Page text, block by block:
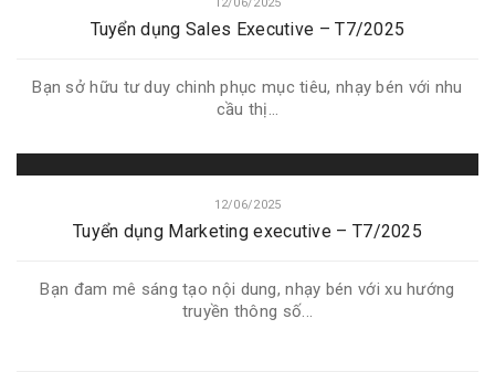
Tuyển dụng Sales Executive – T7/2025
Bạn sở hữu tư duy chinh phục mục tiêu, nhạy bén với nhu
cầu thị...
12/06/2025
Tuyển dụng Marketing executive – T7/2025
Bạn đam mê sáng tạo nội dung, nhạy bén với xu hướng
truyền thông số...